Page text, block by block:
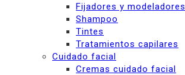
Fijadores y modeladores
Shampoo
Tintes
Tratamientos capilares
Cuidado facial
Cremas cuidado facial